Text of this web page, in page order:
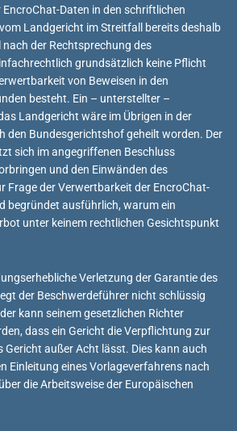
Daten in den schriftlichen
Landgericht im Streitfall bereits deshalb
der Rechtsprechung des
grundsätzlich keine Pflicht
von Beweisen in den
besteht. Ein – unterstellter –
Landgericht wäre im Übrigen in der
den Bundesgerichtshof geheilt worden. Der
sich im angegriffenen Beschluss
und den Einwänden des
Frage der Verwertbarkeit der EncroChat-
begründet ausführlich, warum ein
unter keinem rechtlichen Gesichtspunkt
Verletzung der Garantie des
der Beschwerdeführer nicht schlüssig
kann seinem gesetzlichen Richter
dass ein Gericht die Verpflichtung zur
Gericht außer Acht lässt. Dies kann auch
Einleitung eines Vorlageverfahrens nach
die Arbeitsweise der Europäischen